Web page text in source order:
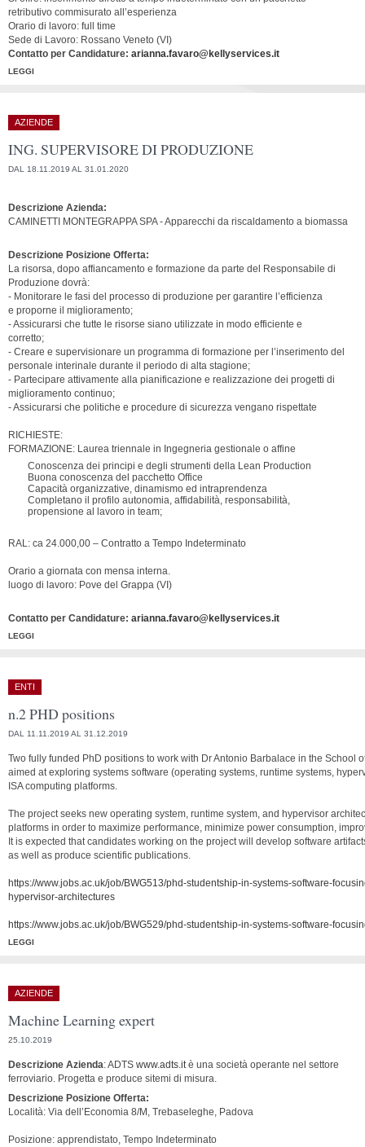
retributivo commisurato all’esperienza
Orario di lavoro: full time
Sede di Lavoro: Rossano Veneto (VI)
Contatto per Candidature: arianna.favaro@kellyservices.it
LEGGI
AZIENDE
ING. SUPERVISORE DI PRODUZIONE
DAL 18.11.2019 AL 31.01.2020
Descrizione Azienda:
CAMINETTI MONTEGRAPPA SPA - Apparecchi da riscaldamento a biomassa
Descrizione Posizione Offerta:
La risorsa, dopo affiancamento e formazione da parte del Responsabile di
Produzione dovrà:
- Monitorare le fasi del processo di produzione per garantire l’efficienza
e proporne il miglioramento;
- Assicurarsi che tutte le risorse siano utilizzate in modo efficiente e
corretto;
- Creare e supervisionare un programma di formazione per l’inserimento del
personale interinale durante il periodo di alta stagione;
- Partecipare attivamente alla pianificazione e realizzazione dei progetti di
miglioramento continuo;
- Assicurarsi che politiche e procedure di sicurezza vengano rispettate
RICHIESTE:
FORMAZIONE: Laurea triennale in Ingegneria gestionale o affine
Conoscenza dei principi e degli strumenti della Lean Production
Buona conoscenza del pacchetto Office
Capacità organizzative, dinamismo ed intraprendenza
Completano il profilo autonomia, affidabilità, responsabilità,
propensione al lavoro in team;
RAL: ca 24.000,00 – Contratto a Tempo Indeterminato
Orario a giornata con mensa interna.
luogo di lavoro: Pove del Grappa (VI)
Contatto per Candidature: arianna.favaro@kellyservices.it
LEGGI
ENTI
n.2 PHD positions
DAL 11.11.2019 AL 31.12.2019
Two fully funded PhD positions to work with Dr Antonio Barbalace in the School
aimed at exploring systems software (operating systems, runtime systems,
ISA computing platforms.
The project seeks new operating system, runtime system, and hypervisor
platforms in order to maximize performance, minimize power consumption,
It is expected that candidates working on the project will develop software
as well as produce scientific publications.
https://www.jobs.ac.uk/job/BWG513/phd-studentship-in-systems-software-
hypervisor-architectures
https://www.jobs.ac.uk/job/BWG529/phd-studentship-in-systems-software-
LEGGI
AZIENDE
Machine Learning expert
25.10.2019
Descrizione Azienda: ADTS www.adts.itè una società operante nel settore
ferroviario. Progetta e produce sitemi di misura.
Descrizione Posizione Offerta:
Località: Via dell’Economia 8/M, Trebaseleghe, Padova
Posizione: apprendistato, Tempo Indeterminato